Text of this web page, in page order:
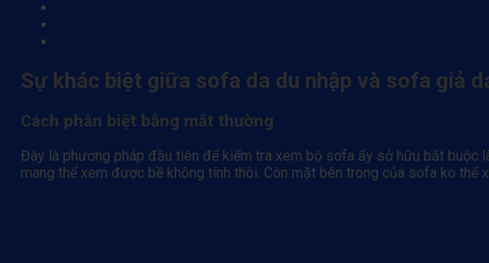
Sự khác biệt giữa sofa da du nhập và sofa giả
Cách phân biệt bằng mắt thường
Đây là phương pháp đầu tiên để kiểm tra xem bộ sofa ấy sở hữu bắt
mang thể xem được bề không tính thôi. Còn mặt bên trong của sofa ko